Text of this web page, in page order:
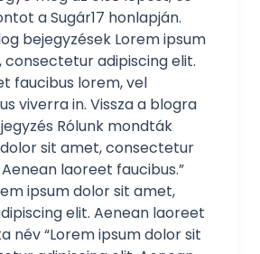
a Sugár17 honlapján.
bejegyzések Lorem ipsum
adipiscing elit.
faucibus lorem, vel
viverra in. Vissza a blogra
Rólunk mondták
sit amet, consectetur
laoreet faucibus.”
ipsum dolor sit amet,
elit. Aenean laoreet
név “Lorem ipsum dolor sit